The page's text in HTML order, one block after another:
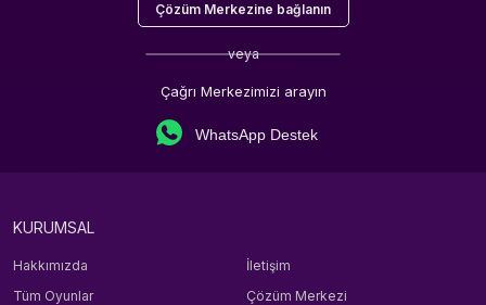
Çözüm Merkezine bağlanın
veya
Çağrı Merkezimizi arayın
WhatsApp Destek
KURUMSAL
Hakkımızda
İletişim
Tüm Oyunlar
Çözüm Merkezi